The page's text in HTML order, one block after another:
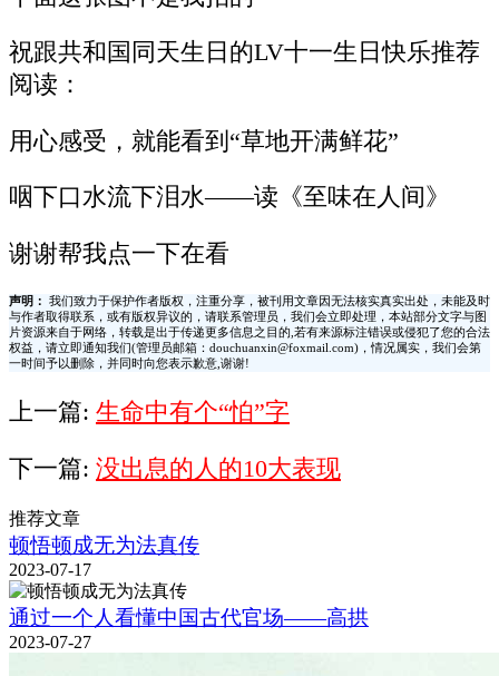
祝跟共和国同天生日的LV十一生日快乐推荐
阅读：
用心感受，就能看到“草地开满鲜花”
咽下口水流下泪水——读《至味在人间》
谢谢帮我点一下在看
声明：
我们致力于保护作者版权，注重分享，被刊用文章因无法核实真实出处，未能及时
与作者取得联系，或有版权异议的，请联系管理员，我们会立即处理，本站部分文字与图
片资源来自于网络，转载是出于传递更多信息之目的,若有来源标注错误或侵犯了您的合法
权益，请立即通知我们(管理员邮箱：douchuanxin@foxmail.com)，情况属实，我们会第
一时间予以删除，并同时向您表示歉意,谢谢!
上一篇: 生命中有个“怕”字
下一篇: 没出息的人的10大表现
推荐文章
顿悟顿成无为法真传
2023-07-17
通过一个人看懂中国古代官场——高拱
2023-07-27